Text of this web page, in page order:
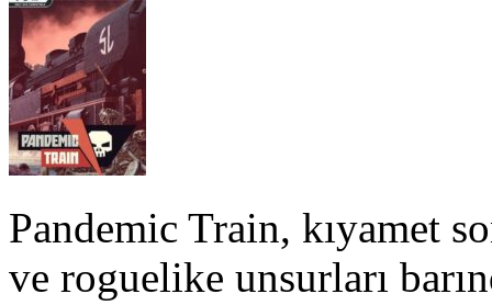
Pandemic Train, kıyamet
ve roguelike unsurları